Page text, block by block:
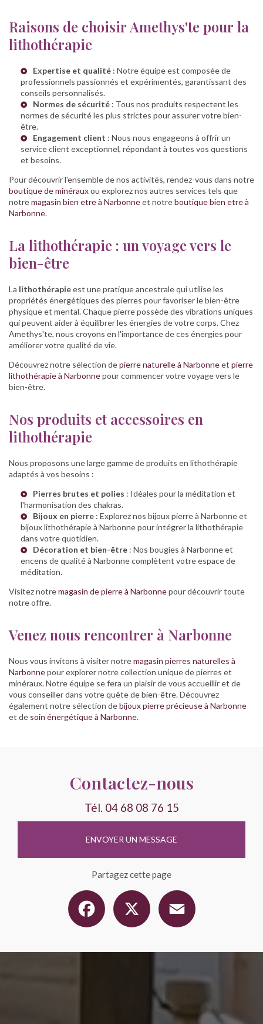
Raisons de choisir Amethys'te pour la
lithothérapie
Expertise et qualité : Notre équipe est composée de
professionnels passionnés et expérimentés, garantissant des
conseils personnalisés.
Normes de sécurité : Tous nos produits respectent les
normes de sécurité les plus strictes pour assurer votre bien-
être.
Engagement client : Nous nous engageons à offrir un
service client exceptionnel, répondant à toutes vos questions
et besoins.
Pour découvrir l'ensemble de nos activités, rendez-vous dans notre
boutique de minérauxou explorez nos autres services tels que
notremagasin bien etre à Narbonneet notreboutique bien etre à
Narbonne.
La lithothérapie : un voyage vers le
bien-être
La lithothérapieest une pratique ancestrale qui utilise les
propriétés énergétiques des pierres pour favoriser le bien-être
physique et mental. Chaque pierre possède des vibrations uniques
qui peuvent aider à équilibrer les énergies de votre corps. Chez
Amethys'te, nous croyons en l'importance de ces énergies pour
améliorer votre qualité de vie.
Découvrez notre sélection depierre naturelle à Narbonneet pierre
lithothérapie à Narbonnepour commencer votre voyage vers le
bien-être.
Nos produits et accessoires en
lithothérapie
Nous proposons une large gamme de produits en lithothérapie
adaptés à vos besoins :
Pierres brutes et polies : Idéales pour la méditation et
l'harmonisation des chakras.
Bijoux en pierre : Explorez nos bijoux pierre à Narbonneet
bijoux lithothérapie à Narbonnepour intégrer la lithothérapie
dans votre quotidien.
Décoration et bien-être : Nos bougies à Narbonneet
encens de qualité à Narbonnecomplètent votre espace de
méditation.
Visitez notremagasin de pierre à Narbonnepour découvrir toute
notre offre.
Venez nous rencontrer à Narbonne
Nous vous invitons à visiter notremagasin pierres naturelles à
Narbonnepour explorer notre collection unique de pierres et
minéraux. Notre équipe se fera un plaisir de vous accueillir et de
vous conseiller dans votre quête de bien-être. Découvrez
également notre sélection debijoux pierre précieuse à Narbonne
et de soin énergétique à Narbonne.
Contactez-nous
Tél. 04 68 08 76 15
ENVOYER UN MESSAGE
Partagez cette page
Facebook